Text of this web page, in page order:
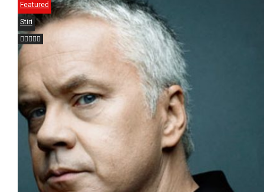
Featured
Stiri